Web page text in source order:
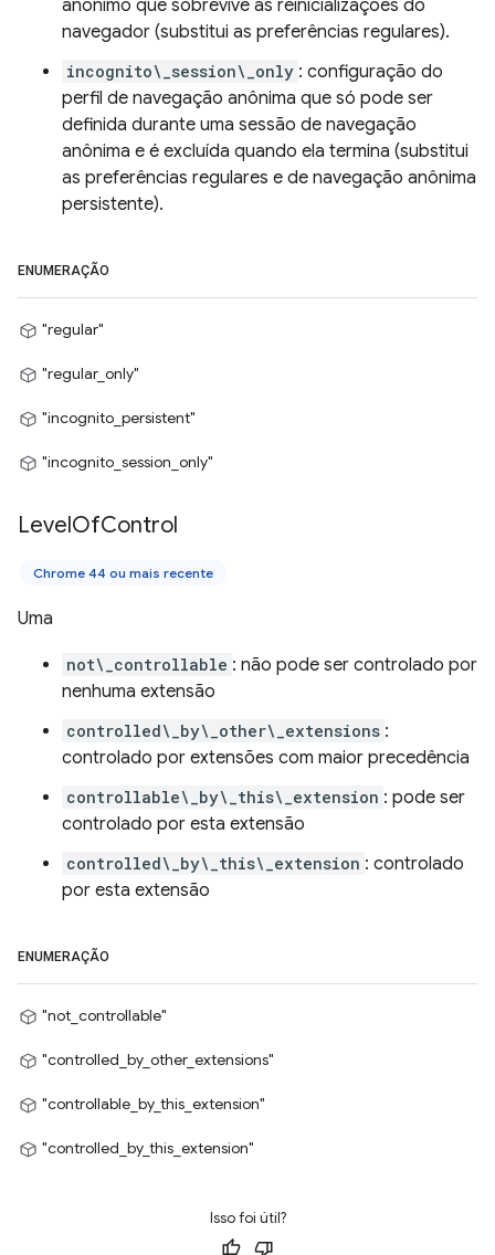
anônimo que sobrevive às reinicializações do
navegador (substitui as preferências regulares).
incognito\_session\_only : configuração do
perfil de navegação anônima que só pode ser
definida durante uma sessão de navegação
anônima e é excluída quando ela termina (substitui
as preferências regulares e de navegação anônima
persistente).
ENUMERAÇÃO
"regular"
"regular_only"
"incognito_persistent"
"incognito_session_only"
LevelOfControl
Chrome 44 ou mais recente
Uma
not\_controllable : não pode ser controlado por
nenhuma extensão
controlled\_by\_other\_extensions :
controlado por extensões com maior precedência
controllable\_by\_this\_extension : pode ser
controlado por esta extensão
controlled\_by\_this\_extension : controlado
por esta extensão
ENUMERAÇÃO
"not_controllable"
"controlled_by_other_extensions"
"controllable_by_this_extension"
"controlled_by_this_extension"
Isso foi útil?